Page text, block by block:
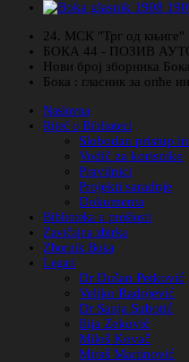
24. МСК "Трг од књиге"
БОКА 44 - ПОЗИВ
Нови број зборника Бока
Бока : гласник за опће
Naslovna
Riječ o Biblioteci
Slobodan pristup
Vodič za korisnike
Pravilnici
Projekti saradnje
Dokumenta
Biblioteka u prošlosti
Zavičajna zbirka
Zbornik Boka
Legati
Dr Dušan Petković
Veljko Radojević
Dr Sanja Subotić
Ilija Zeković
Miloš Kovač
Miraš Martinović